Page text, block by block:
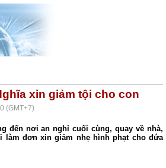
xin giảm tội cho con
(GMT+7)
đến nơi an nghỉ cuối cùng, quay về nhà,
làm đơn xin giảm nhẹ hình phạt cho đứa